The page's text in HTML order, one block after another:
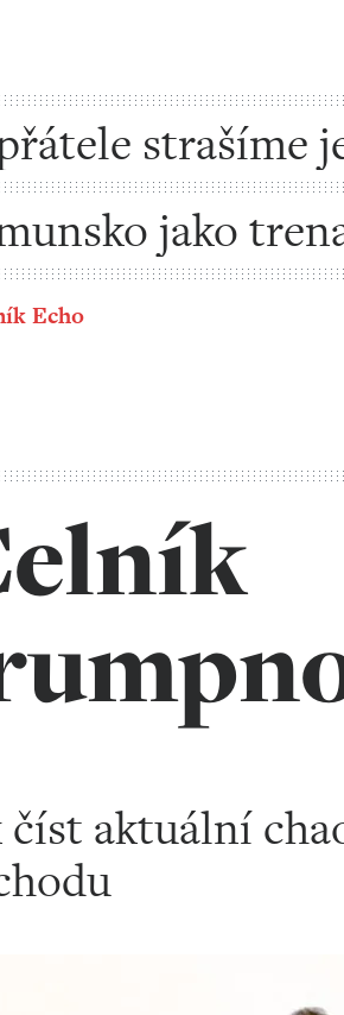
strašíme
jako
Francii, možná
Echo
číst aktuální